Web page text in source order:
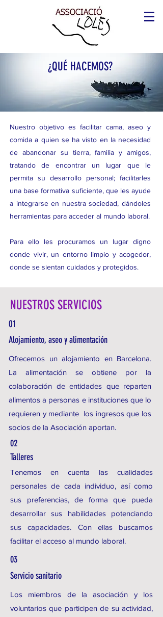
¿QUÉ HACEMOS?
Nuestro objetivo es facilitar cama, aseo y
comida a quien se ha visto en la necesidad
de abandonar su tierra, familia y amigos,
tratando de encontrar un lugar que le
permita su desarrollo personal; facilitarles
una base formativa suficiente, que les ayude
a integrarse en nuestra sociedad, dándoles
herramientas para acceder al mundo laboral.
Para ello les procuramos un lugar digno
donde vivir, un entorno limpio y acogedor,
donde se sientan cuidados y protegidos.
NUESTROS SERVICIOS
01
Alojamiento, aseo y alimentación
Ofrecemos un alojamiento en Barcelona.
La alimentación se obtiene por la
colaboración de entidades que reparten
alimentos a personas e instituciones que lo
requieren y mediante los ingresos que los
socios de la Asociación aportan.
02
Talleres
Tenemos en cuenta las cualidades
personales de cada individuo, así como
sus preferencias, de forma que pueda
desarrollar sus habilidades potenciando
sus capacidades. Con ellas buscamos
facilitar el acceso al mundo laboral.
03
Servicio sanitario
Los miembros de la asociación y los
voluntarios que participen de su actividad,